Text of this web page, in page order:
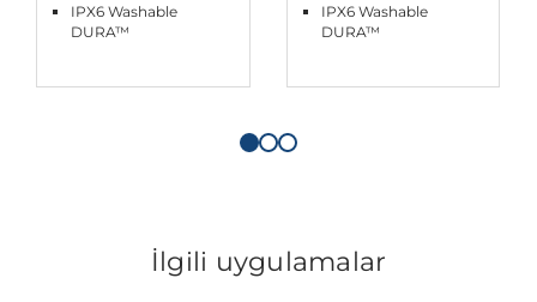
IPX6 Washable
DURA™
IPX6 Washable
DURA™
İlgili uygulamalar